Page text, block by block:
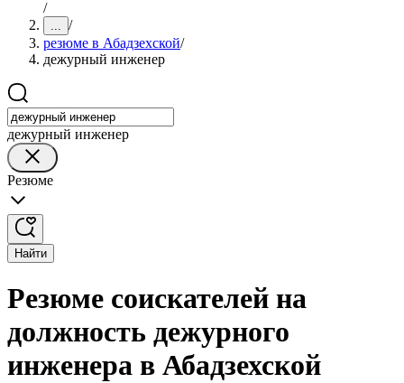
/
... /
резюме в Абадзехской/
дежурный инженер
дежурный инженер
Резюме
Найти
Резюме соискателей на
должность дежурного
инженера в Абадзехской